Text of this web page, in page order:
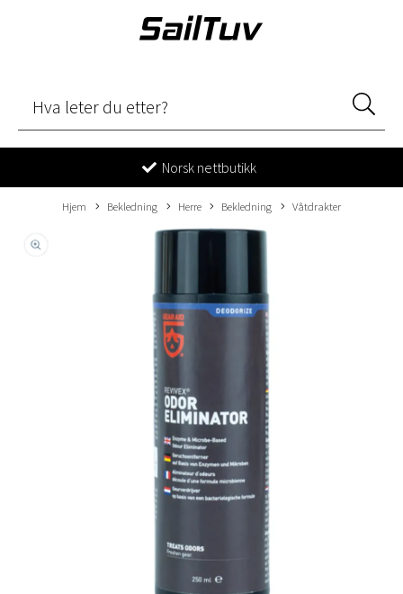
Norsk nettbutikk
Hjem Bekledning Herre Bekledning Våtdrakter